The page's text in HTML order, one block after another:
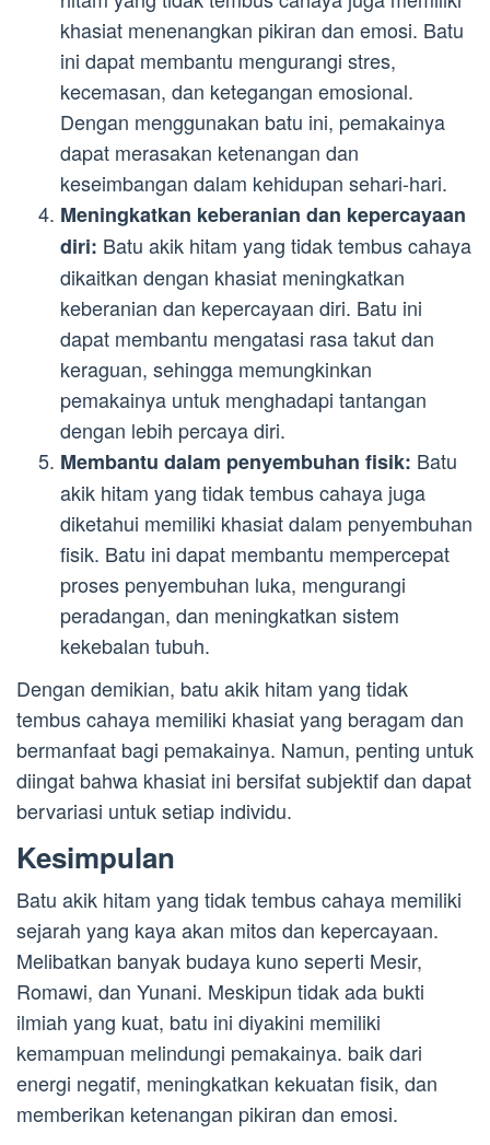
khasiat menenangkan pikiran dan emosi. Batu
ini dapat membantu mengurangi stres,
kecemasan, dan ketegangan emosional.
Dengan menggunakan batu ini, pemakainya
dapat merasakan ketenangan dan
keseimbangan dalam kehidupan sehari-hari.
Meningkatkan keberanian dan kepercayaan
diri: Batu akik hitam yang tidak tembus cahaya
dikaitkan dengan khasiat meningkatkan
keberanian dan kepercayaan diri. Batu ini
dapat membantu mengatasi rasa takut dan
keraguan, sehingga memungkinkan
pemakainya untuk menghadapi tantangan
dengan lebih percaya diri.
Membantu dalam penyembuhan fisik: Batu
akik hitam yang tidak tembus cahaya juga
diketahui memiliki khasiat dalam penyembuhan
fisik. Batu ini dapat membantu mempercepat
proses penyembuhan luka, mengurangi
peradangan, dan meningkatkan sistem
kekebalan tubuh.
Dengan demikian, batu akik hitam yang tidak
tembus cahaya memiliki khasiat yang beragam dan
bermanfaat bagi pemakainya. Namun, penting untuk
diingat bahwa khasiat ini bersifat subjektif dan dapat
bervariasi untuk setiap individu.
Kesimpulan
Batu akik hitam yang tidak tembus cahaya memiliki
sejarah yang kaya akan mitos dan kepercayaan.
Melibatkan banyak budaya kuno seperti Mesir,
Romawi, dan Yunani. Meskipun tidak ada bukti
ilmiah yang kuat, batu ini diyakini memiliki
kemampuan melindungi pemakainya. baik dari
energi negatif, meningkatkan kekuatan fisik, dan
memberikan ketenangan pikiran dan emosi.